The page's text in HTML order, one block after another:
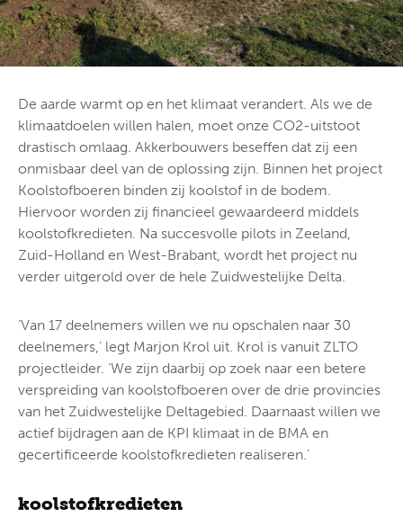
De aarde warmt op en het klimaat verandert. Als we de
klimaatdoelen willen halen, moet onze CO2-uitstoot
drastisch omlaag. Akkerbouwers beseffen dat zij een
onmisbaar deel van de oplossing zijn. Binnen het project
Koolstofboeren binden zij koolstof in de bodem.
Hiervoor worden zij financieel gewaardeerd middels
koolstofkredieten. Na succesvolle pilots in Zeeland,
Zuid-Holland en West-Brabant, wordt het project nu
verder uitgerold over de hele Zuidwestelijke Delta.
‘Van 17 deelnemers willen we nu opschalen naar 30
deelnemers,’ legt Marjon Krol uit. Krol is vanuit ZLTO
projectleider. ‘We zijn daarbij op zoek naar een betere
verspreiding van koolstofboeren over de drie provincies
van het Zuidwestelijke Deltagebied. Daarnaast willen we
actief bijdragen aan de KPI klimaat in de BMA en
gecertificeerde koolstofkredieten realiseren.’
koolstofkredieten